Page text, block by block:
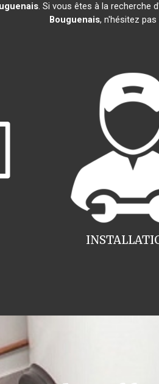
. Si vous êtes à la recherche
Bouguenais, n'hésitez